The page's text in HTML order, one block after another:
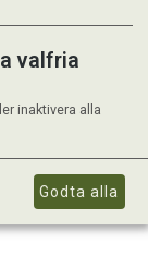
valfria
inaktivera alla
Godta alla